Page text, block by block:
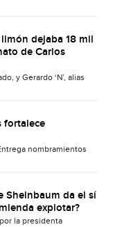
dejaba 18 mil
de Carlos
y Gerardo ‘N’, alias
fortalece
nombramientos
Sheinbaum da el sí
explotar?
la presidenta